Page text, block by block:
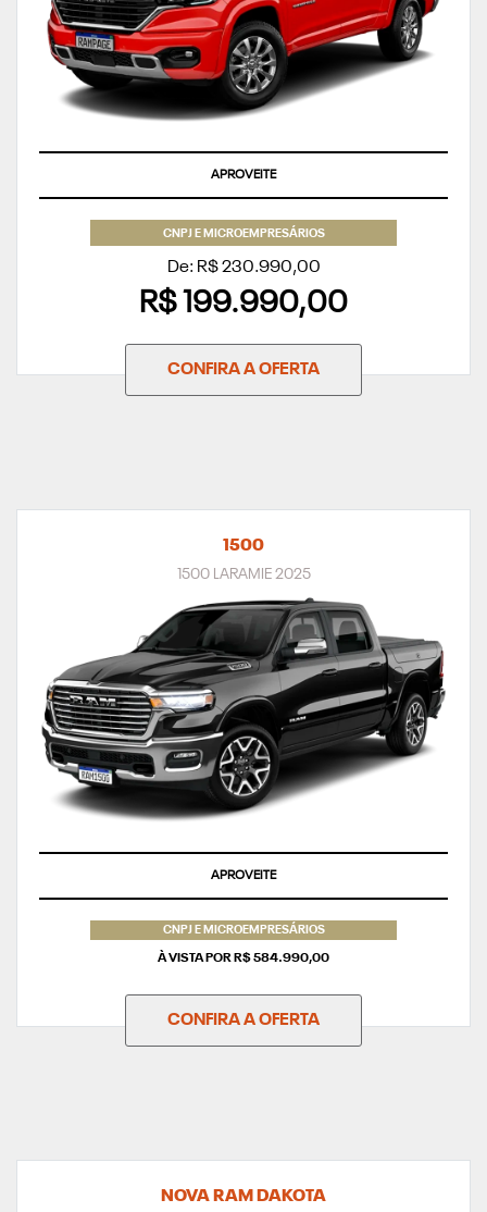
APROVEITE
CNPJ E MICROEMPRESÁRIOS
De: R$ 230.990,00
R$ 199.990,00
CONFIRA A OFERTA
1500
1500 LARAMIE 2025
APROVEITE
CNPJ E MICROEMPRESÁRIOS
À VISTA POR R$ 584.990,00
CONFIRA A OFERTA
NOVA RAM DAKOTA